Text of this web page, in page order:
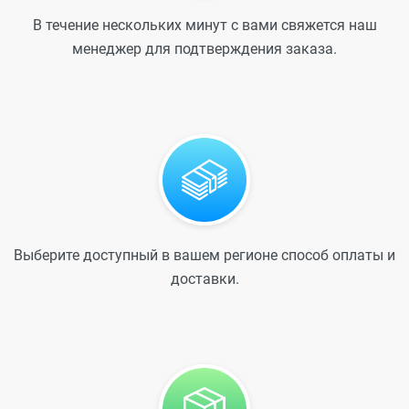
В течение нескольких минут с вами свяжется наш
менеджер для подтверждения заказа.
Выберите доступный в вашем регионе способ оплаты и
доставки.